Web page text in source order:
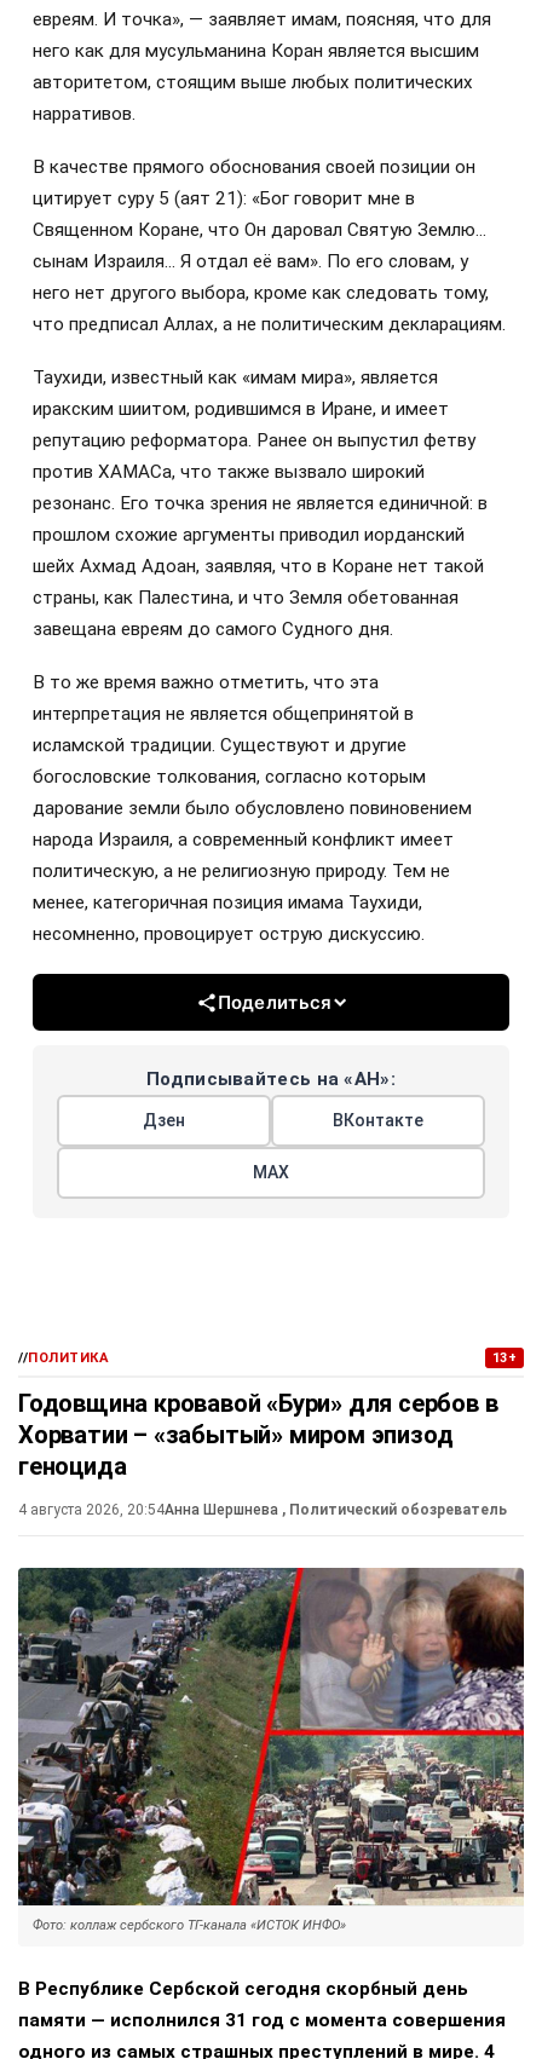
евреям. И точка», — заявляет имам, поясняя, что для
него как для мусульманина Коран является высшим
авторитетом, стоящим выше любых политических
нарративов.
В качестве прямого обоснования своей позиции он
цитирует суру 5 (аят 21): «Бог говорит мне в
Священном Коране, что Он даровал Святую Землю…
сынам Израиля… Я отдал её вам». По его словам, у
него нет другого выбора, кроме как следовать тому,
что предписал Аллах, а не политическим декларациям.
Таухиди, известный как «имам мира», является
иракским шиитом, родившимся в Иране, и имеет
репутацию реформатора. Ранее он выпустил фетву
против ХАМАСа, что также вызвало широкий
резонанс. Его точка зрения не является единичной: в
прошлом схожие аргументы приводил иорданский
шейх Ахмад Адоан, заявляя, что в Коране нет такой
страны, как Палестина, и что Земля обетованная
завещана евреям до самого Судного дня.
В то же время важно отметить, что эта
интерпретация не является общепринятой в
исламской традиции. Существуют и другие
богословские толкования, согласно которым
дарование земли было обусловлено повиновением
народа Израиля, а современный конфликт имеет
политическую, а не религиозную природу. Тем не
менее, категоричная позиция имама Таухиди,
несомненно, провоцирует острую дискуссию.
Поделиться
Подписывайтесь на «АН»:
Дзен ВКонтакте
МАХ
//ПОЛИТИКА 13+
Годовщина кровавой «Бури» для сербов в
Хорватии – «забытый» миром эпизод
геноцида
4 августа 2026, 20:54Анна Шершнева , Политический обозреватель
Фото: коллаж сербского ТГ-канала «ИСТОК ИНФО»
В Республике Сербской сегодня скорбный день
памяти — исполнился 31 год с момента совершения
одного из самых страшных преступлений в мире. 4